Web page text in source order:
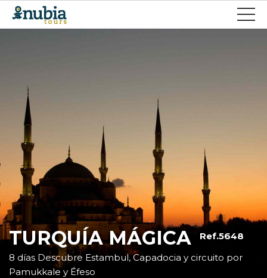
TURQUÍA MÁGICA
Ref.5648
8 días Descubre Estambul, Capadocia y circuito por
Pamukkale y Éfeso